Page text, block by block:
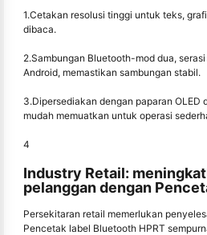
1.Cetakan resolusi tinggi untuk teks,
dibaca.
2.Sambungan Bluetooth-mod dua,
Android, memastikan sambungan stabil.
3.Dipersediakan dengan paparan OLED
mudah memuatkan untuk operasi
4
Industry Retail:
pelanggan dengan
Persekitaran retail memerlukan
Pencetak label Bluetooth HPRT